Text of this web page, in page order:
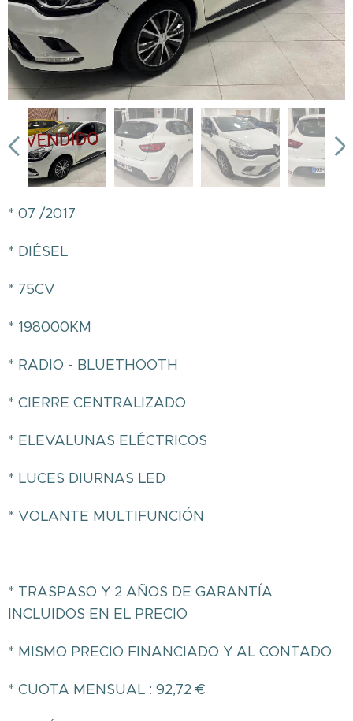
* 07 /2017
* DIÉSEL
* 75CV
* 198000KM
* RADIO - BLUETHOOTH
* CIERRE CENTRALIZADO
* ELEVALUNAS ELÉCTRICOS
* LUCES DIURNAS LED
* VOLANTE MULTIFUNCIÓN
* TRASPASO Y 2 AÑOS DE GARANTÍA
INCLUIDOS EN EL PRECIO
* MISMO PRECIO FINANCIADO Y AL CONTADO
* CUOTA MENSUAL : 92,72 €